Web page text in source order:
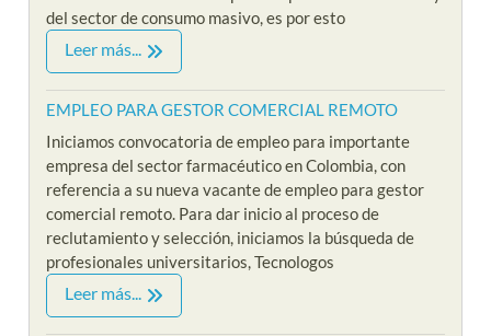
del sector de consumo masivo, es por esto
Leer más...
EMPLEO PARA GESTOR COMERCIAL REMOTO
Iniciamos convocatoria de empleo para importante
empresa del sector farmacéutico en Colombia, con
referencia a su nueva vacante de empleo para gestor
comercial remoto. Para dar inicio al proceso de
reclutamiento y selección, iniciamos la búsqueda de
profesionales universitarios, Tecnologos
Leer más...